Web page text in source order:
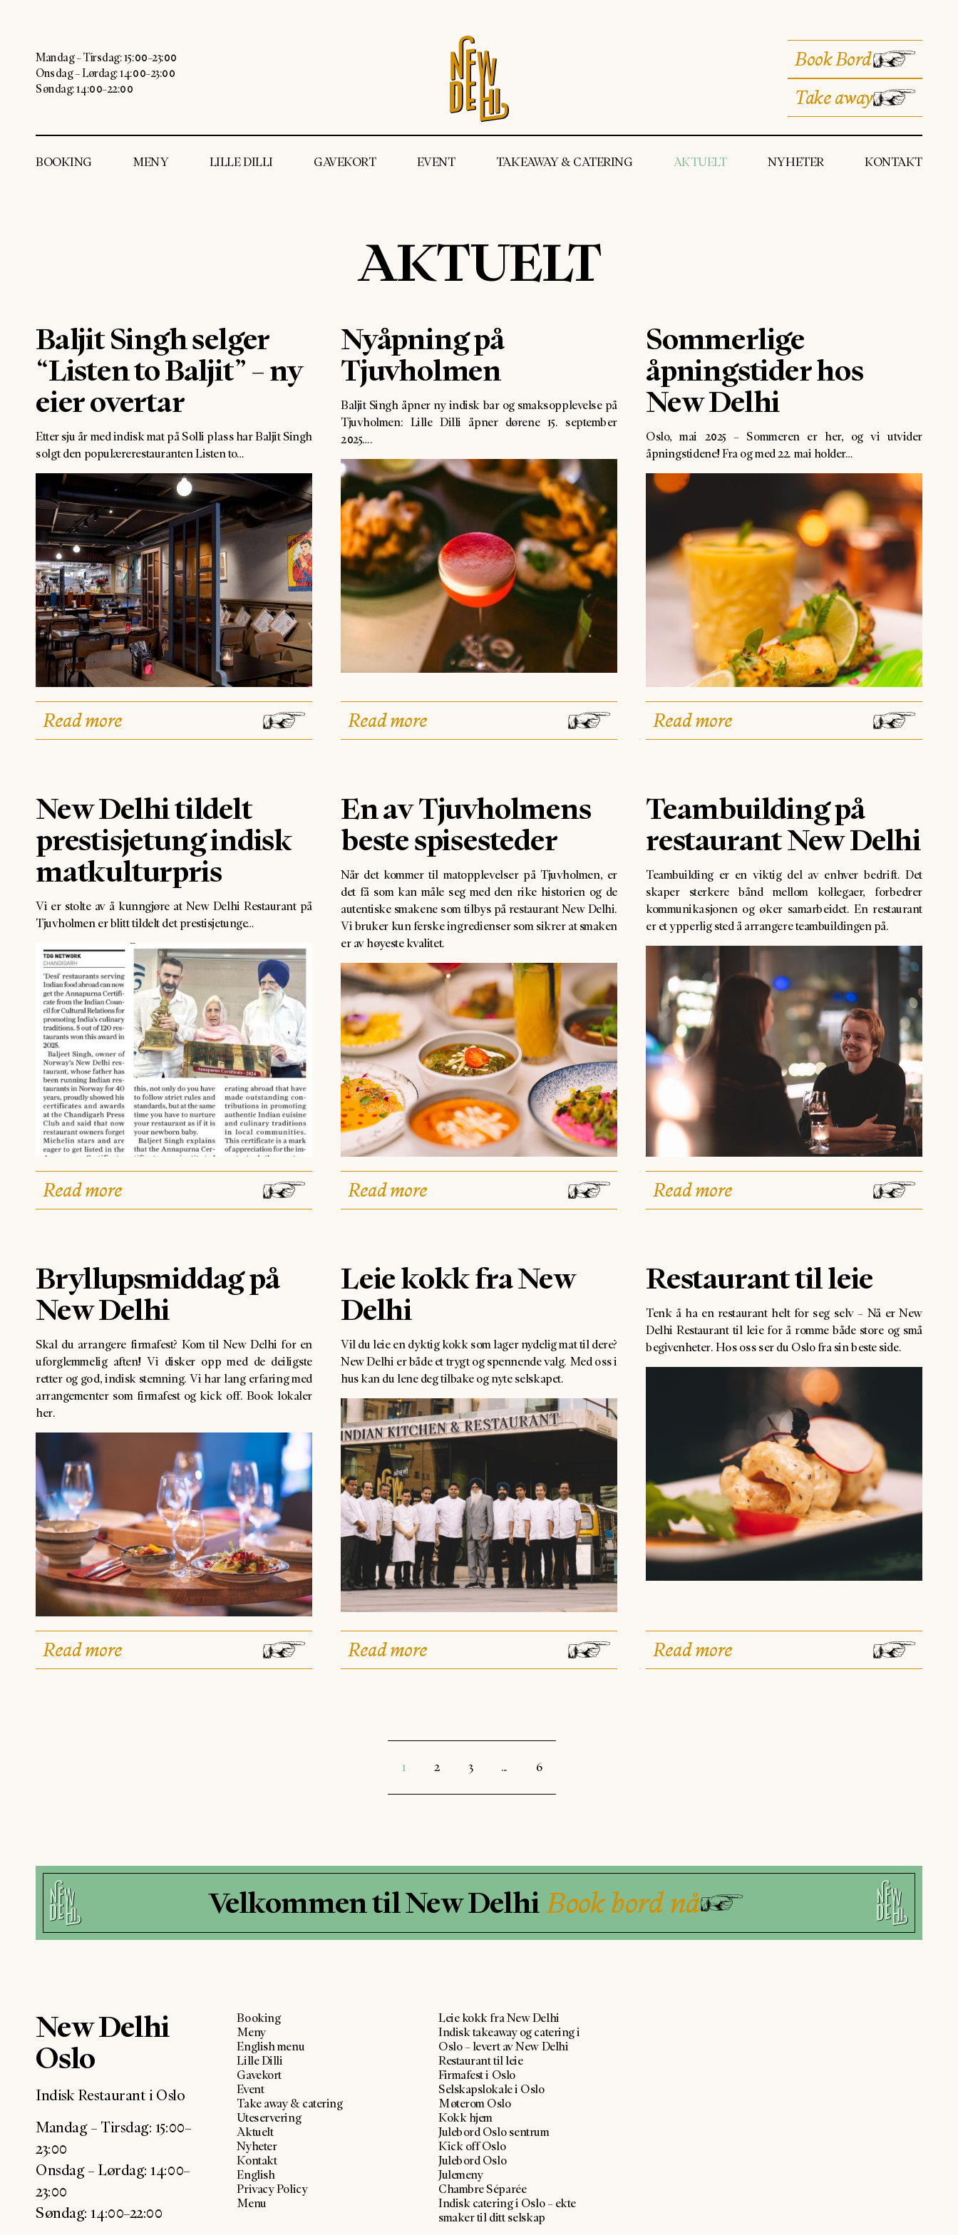
Mandag – Tirsdag: 15:00–23:00
Onsdag – Lørdag: 14:00–23:00
Søndag: 14:00–22:00
Book Bord
Take away
BOOKING MENY LILLE DILLI GAVEKORT EVENT TAKEAWAY & CATERING AKTUELT NYHETER KONTAKT
AKTUELT
Baljit Singh selger
“Listen to Baljit” – ny
eier overtar
Etter sju år med indisk mat på Solli plass har Baljit Singh
solgt den populærerestauranten Listen to…
Read more
Nyåpning på
Tjuvholmen
Baljit Singh åpner ny indisk bar og smaksopplevelse på
Tjuvholmen: Lille Dilli åpner dørene 15. september
2025….
Read more
Sommerlige
åpningstider hos
New Delhi
Oslo, mai 2025 – Sommeren er her, og vi utvider
åpningstidene! Fra og med 22. mai holder…
Read more
New Delhi tildelt
prestisjetung indisk
matkulturpris
Vi er stolte av å kunngjøre at New Delhi Restaurant på
Tjuvholmen er blitt tildelt det prestisjetunge…
Read more
En av Tjuvholmens
beste spisesteder
Når det kommer til matopplevelser på Tjuvholmen, er
det få som kan måle seg med den rike historien og de
autentiske smakene som tilbys på restaurant New Delhi.
Vi bruker kun ferske ingredienser som sikrer at smaken
er av høyeste kvalitet.
Read more
Teambuilding på
restaurant New Delhi
Teambuilding er en viktig del av enhver bedrift. Det
skaper sterkere bånd mellom kollegaer, forbedrer
kommunikasjonen og øker samarbeidet. En restaurant
er et ypperlig sted å arrangere teambuildingen på.
Read more
Bryllupsmiddag på
New Delhi
Skal du arrangere firmafest? Kom til New Delhi for en
uforglemmelig aften! Vi disker opp med de deiligste
retter og god, indisk stemning. Vi har lang erfaring med
arrangementer som firmafest og kick off. Book lokaler
her.
Read more
Leie kokk fra New
Delhi
Vil du leie en dyktig kokk som lager nydelig mat til dere?
New Delhi er både et trygt og spennende valg. Med oss i
hus kan du lene deg tilbake og nyte selskapet.
Read more
Restaurant til leie
Tenk å ha en restaurant helt for seg selv – Nå er New
Delhi Restaurant til leie for å romme både store og små
begivenheter. Hos oss ser du Oslo fra sin beste side.
Read more
1 2 3 ... 6
Velkommen til New DelhiBook bord nå
New Delhi
Oslo
Indisk Restaurant i Oslo
Mandag – Tirsdag: 15:00–
23:00
Onsdag – Lørdag: 14:00–
23:00
Søndag: 14:00–22:00
Booking
Meny
English menu
Lille Dilli
Gavekort
Event
Take away & catering
Uteservering
Aktuelt
Nyheter
Kontakt
English
Privacy Policy
Menu
Leie kokk fra New Delhi
Indisk takeaway og catering i
Oslo – levert av New Delhi
Restaurant til leie
Firmafest i Oslo
Selskapslokale i Oslo
Møterom Oslo
Kokk hjem
Julebord Oslo sentrum
Kick off Oslo
Julebord Oslo
Julemeny
Chambre Séparée
Indisk catering i Oslo – ekte
smaker til ditt selskap